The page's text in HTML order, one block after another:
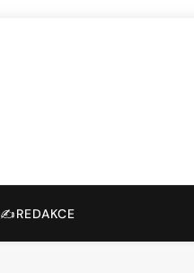
✍️REDAKCE